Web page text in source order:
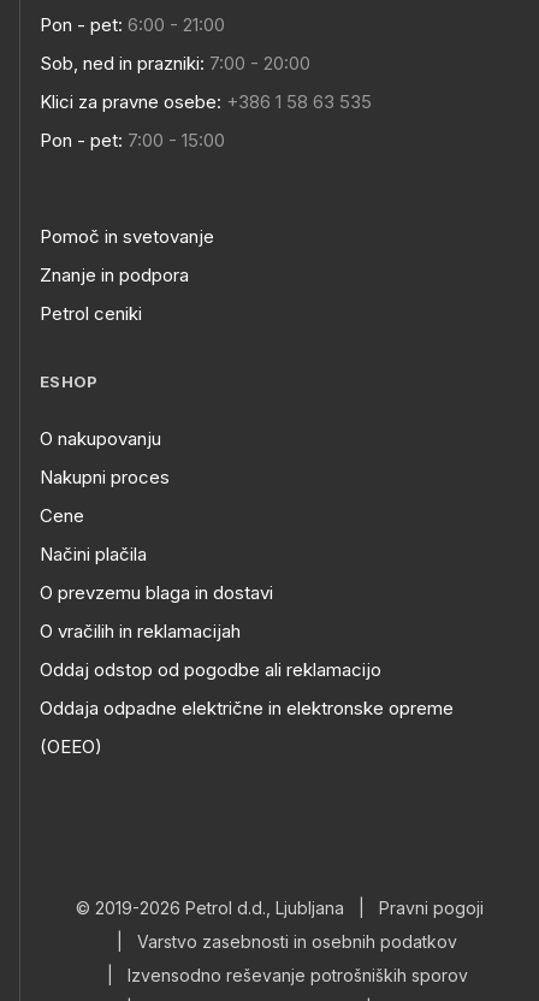
Pon - pet: 6:00 - 21:00
Sob, ned in prazniki: 7:00 - 20:00
Klici za pravne osebe: +386 1 58 63 535
Pon - pet: 7:00 - 15:00
Pomoč in svetovanje
Znanje in podpora
Petrol ceniki
ESHOP
O nakupovanju
Nakupni proces
Cene
Načini plačila
O prevzemu blaga in dostavi
O vračilih in reklamacijah
Oddaj odstop od pogodbe ali reklamacijo
Oddaja odpadne električne in elektronske opreme
(OEEO)
© 2019-2026 Petrol d.d., Ljubljana
Pravni pogoji
Varstvo zasebnosti in osebnih podatkov
Izvensodno reševanje potrošniških sporov